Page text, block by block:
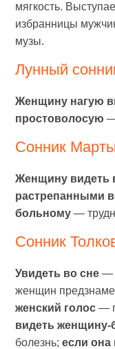
мягкость.
избранницы
музы.
Лунный
Женщину нагую
простоволосую —
Сонник
Женщину видеть
растрепанными
больному —
Сонник
Увидеть во сне —
женщин
женский голос —
видеть женщину-
болезнь;если